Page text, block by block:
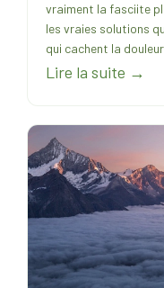
vraiment la fasciite
les vraies solutions
qui cachent la
Lire la suite →